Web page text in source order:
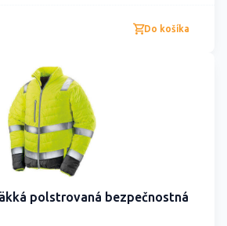
Do košíka
polstrovaná bezpečnostná